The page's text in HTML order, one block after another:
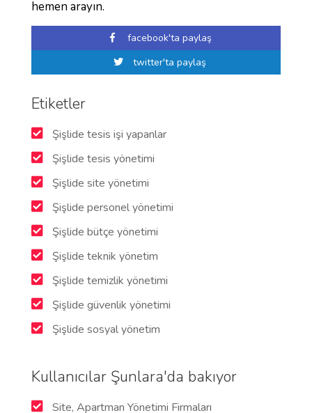
hemen arayın.
facebook'ta paylaş
twitter'ta paylaş
Etiketler
Şişlide tesis işi yapanlar
Şişlide tesis yönetimi
Şişlide site yönetimi
Şişlide personel yönetimi
Şişlide bütçe yönetimi
Şişlide teknik yönetim
Şişlide temizlik yönetimi
Şişlide güvenlik yönetimi
Şişlide sosyal yönetim
Kullanıcılar Şunlara'da bakıyor
Site, Apartman Yönetimi Firmaları